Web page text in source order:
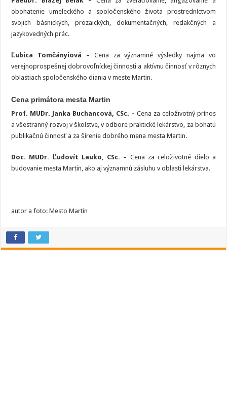
obohatenie umeleckého a spoločenského života prostredníctvom
svojich básnických, prozaických, dokumentačných, redakčných a
jazykovedných prác.
Ľubica Tomčányiová – Cena za významné výsledky najmä vo
verejnoprospešnej dobrovoľníckej činnosti a aktívnu činnosť v rôznych
oblastiach spoločenského diania v meste Martin.
Cena primátora mesta Martin
Prof. MUDr. Janka Buchancová, CSc. – Cena za celoživotný prínos
a všestranný rozvoj v školstve, v odbore praktické lekárstvo, za bohatú
publikačnú činnosť a za šírenie dobrého mena mesta Martin.
Doc. MUDr. Ľudovít Lauko, CSc. – Cena za celoživotné dielo a
budovanie mesta Martin, ako aj významnú zásluhu v oblasti lekárstva.
autor a foto: Mesto Martin